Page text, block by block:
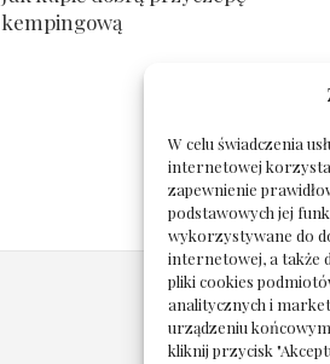
W celu świadczenia
internetowej
zapewnienie
podstawowych jej
wykorzystywane do
internetowej, a także
pliki cookies
analitycznych i
urządzeniu
kliknij przycisk
kempingową